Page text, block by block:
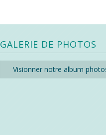
GALERIE DE PHOTOS
Visionner notre album